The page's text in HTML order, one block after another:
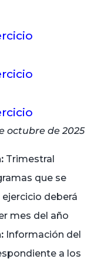
octubre de 2025
Trimestral
que se
deberá
mes del año
Información del
a los